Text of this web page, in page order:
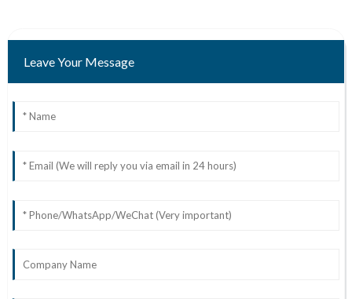
Leave Your Message